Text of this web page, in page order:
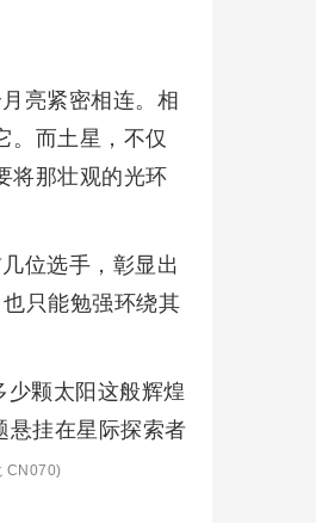
亮紧密相连。相
。而土星，不仅
将那壮观的光环
位选手，彰显出
只能勉强环绕其
颗太阳这般辉煌
悬挂在星际探索者
CN070)